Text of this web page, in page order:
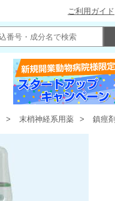
ご利用ガイド
末梢神経系用薬 鎮痙剤